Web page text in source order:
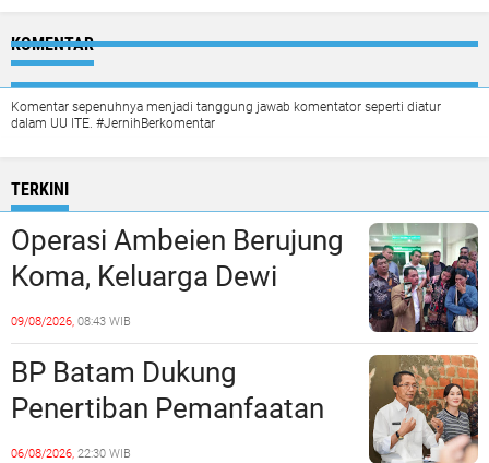
KOMENTAR
Komentar sepenuhnya menjadi tanggung jawab komentator seperti diatur
dalam UU ITE. #JernihBerkomentar
TERKINI
Operasi Ambeien Berujung
Koma, Keluarga Dewi
Sartika Polisikan RS Awal
Bros Botania
09/08/2026, 08:43 WIB
BP Batam Dukung
Penertiban Pemanfaatan
Ruang Laut Sesuai
06/08/2026, 22:30 WIB